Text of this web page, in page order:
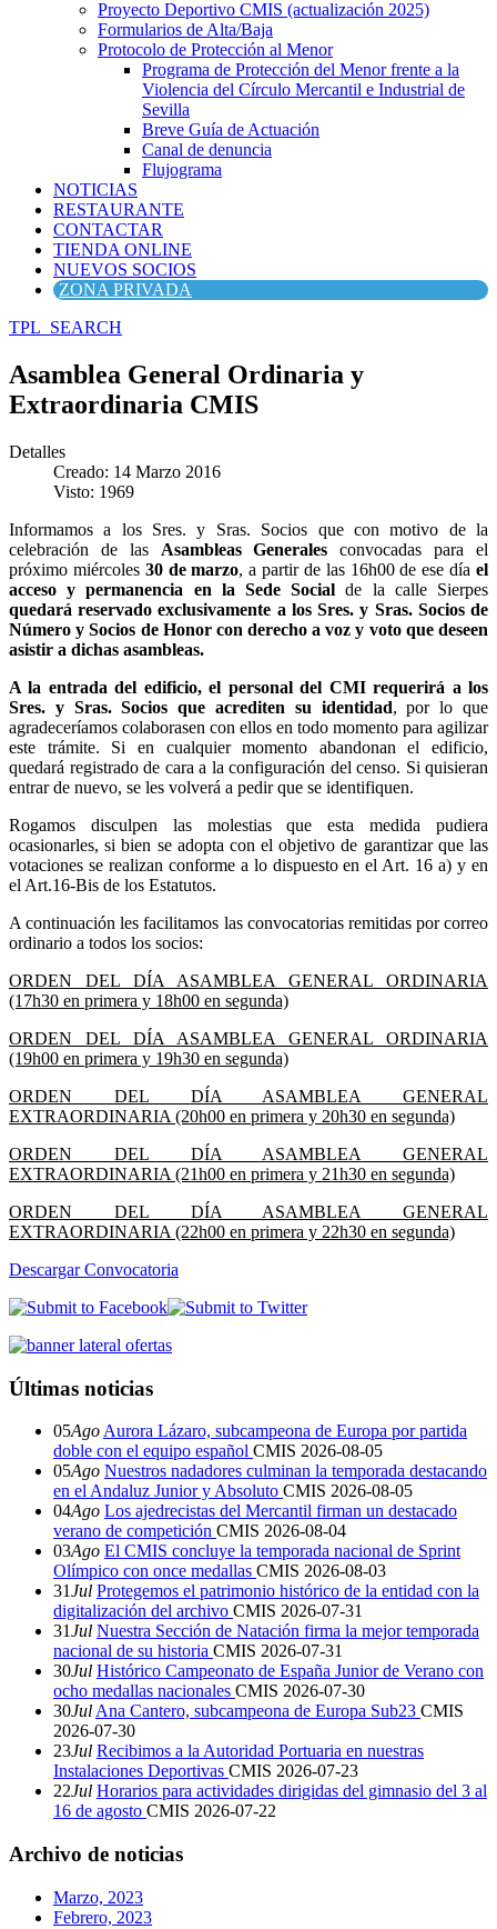
Proyecto Deportivo CMIS (actualización 2025)
Formularios de Alta/Baja
Protocolo de Protección al Menor
Programa de Protección del Menor frente a la
Violencia del Círculo Mercantil e Industrial de
Sevilla
Breve Guía de Actuación
Canal de denuncia
Flujograma
NOTICIAS
RESTAURANTE
CONTACTAR
TIENDA ONLINE
NUEVOS SOCIOS
ZONA PRIVADA
TPL_SEARCH
Asamblea General Ordinaria y
Extraordinaria CMIS
Detalles
Creado: 14 Marzo 2016
Visto: 1969
Informamos a los Sres. y Sras. Socios que con motivo de la
celebración de las Asambleas Generales convocadas para el
próximo miércoles 30 de marzo, a partir de las 16h00 de ese díael
acceso y permanencia en la Sede Social de la calle Sierpes
quedará reservado exclusivamente a los Sres. y Sras. Socios de
Número y Socios de Honor con derecho a voz y voto que deseen
asistir a dichas asambleas.
A la entrada del edificio, el personal del CMI requerirá a los
Sres. y Sras. Socios que acrediten su identidad, por lo que
agradeceríamos colaborasen con ellos en todo momento para agilizar
este trámite. Si en cualquier momento abandonan el edificio,
quedará registrado de cara a la configuración del censo. Si quisieran
entrar de nuevo, se les volverá a pedir que se identifiquen.
Rogamos disculpen las molestias que esta medida pudiera
ocasionarles, si bien se adopta con el objetivo de garantizar que las
votaciones se realizan conforme a lo dispuesto en el Art. 16 a) y en
el Art.16-Bis de los Estatutos.
A continuación les facilitamos las convocatorias remitidas por correo
ordinario a todos los socios:
ORDEN DEL DÍA ASAMBLEA GENERAL ORDINARIA
(17h30 en primera y 18h00 en segunda)
ORDEN DEL DÍA ASAMBLEA GENERAL ORDINARIA
(19h00 en primera y 19h30 en segunda)
ORDEN DEL DÍA ASAMBLEA GENERAL
EXTRAORDINARIA (20h00 en primera y 20h30 en segunda)
ORDEN DEL DÍA ASAMBLEA GENERAL
EXTRAORDINARIA (21h00 en primera y 21h30 en segunda)
ORDEN DEL DÍA ASAMBLEA GENERAL
EXTRAORDINARIA (22h00 en primera y 22h30 en segunda)
Descargar Convocatoria
Últimas noticias
05Ago Aurora Lázaro, subcampeona de Europa por partida
doble con el equipo español CMIS 2026-08-05
05Ago Nuestros nadadores culminan la temporada destacando
en el Andaluz Junior y Absoluto CMIS 2026-08-05
04Ago Los ajedrecistas del Mercantil firman un destacado
verano de competición CMIS 2026-08-04
03Ago El CMIS concluye la temporada nacional de Sprint
Olímpico con once medallas CMIS 2026-08-03
31Jul Protegemos el patrimonio histórico de la entidad con la
digitalización del archivo CMIS 2026-07-31
31Jul Nuestra Sección de Natación firma la mejor temporada
nacional de su historia CMIS 2026-07-31
30Jul Histórico Campeonato de España Junior de Verano con
ocho medallas nacionales CMIS 2026-07-30
30Jul Ana Cantero, subcampeona de Europa Sub23 CMIS
2026-07-30
23Jul Recibimos a la Autoridad Portuaria en nuestras
Instalaciones Deportivas CMIS 2026-07-23
22Jul Horarios para actividades dirigidas del gimnasio del 3 al
16 de agosto CMIS 2026-07-22
Archivo de noticias
Marzo, 2023
Febrero, 2023